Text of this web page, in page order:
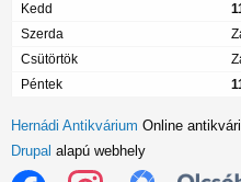
Kedd
Szerda
Csütörtök
Péntek
Hernádi Antikvárium Online
Drupal alapú webhely